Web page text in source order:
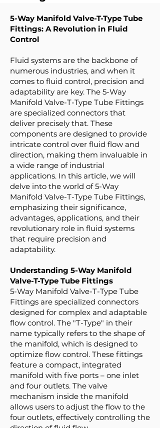
5-Way Manifold Valve-T-Type Tube
Fittings: A Revolution in Fluid
Control
Fluid systems are the backbone of
numerous industries, and when it
comes to fluid control, precision and
adaptability are key. The 5-Way
Manifold Valve-T-Type Tube Fittings
are specialized connectors that
deliver precisely that. These
components are designed to provide
intricate control over fluid flow and
direction, making them invaluable in
a wide range of industrial
applications. In this article, we will
delve into the world of 5-Way
Manifold Valve-T-Type Tube Fittings,
emphasizing their significance,
advantages, applications, and their
revolutionary role in fluid systems
that require precision and
adaptability.
Understanding 5-Way Manifold
Valve-T-Type Tube Fittings
5-Way Manifold Valve-T-Type Tube
Fittings are specialized connectors
designed for complex and adaptable
flow control. The "T-Type" in their
name typically refers to the shape of
the manifold, which is designed to
optimize flow control. These fittings
feature a compact, integrated
manifold with five ports – one inlet
and four outlets. The valve
mechanism inside the manifold
allows users to adjust the flow to the
four outlets, effectively controlling the